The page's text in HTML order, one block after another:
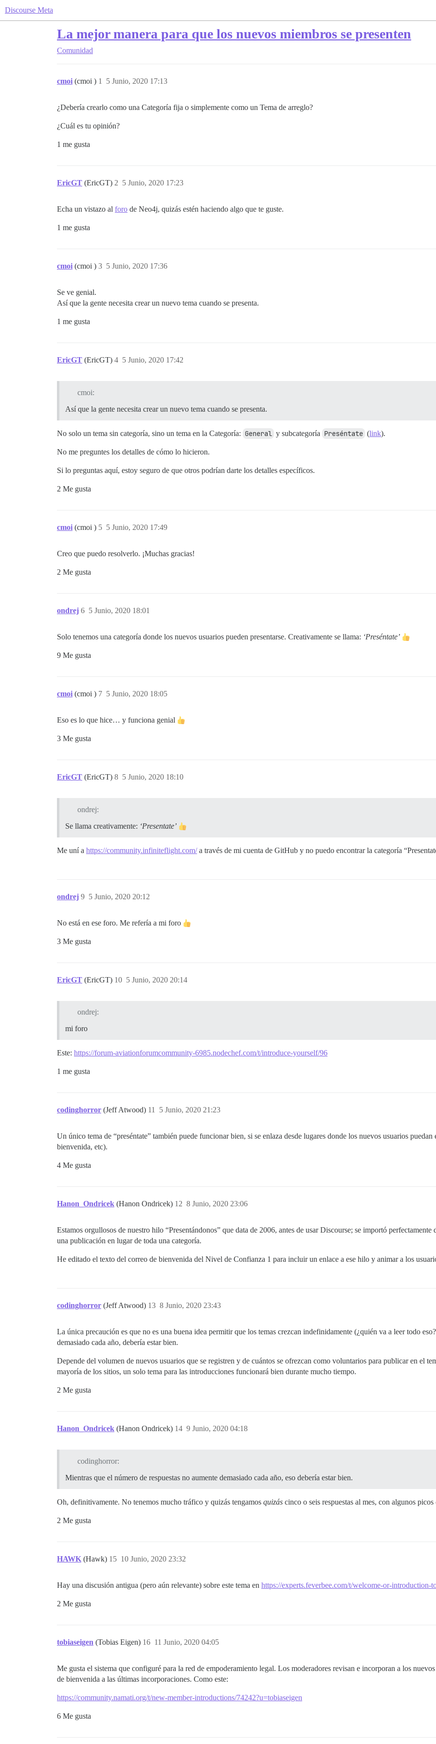
Discourse Meta
La mejor manera para que los nuevos miembros se presenten
Comunidad
cmoi (cmoi ) 5 Junio, 2020 17:13
1
¿Debería crearlo como una Categoría fija o simplemente como un Tema de arreglo?
¿Cuál es tu opinión?
1 me gusta
EricGT (EricGT) 5 Junio, 2020 17:23
2
Echa un vistazo al foro de Neo4j, quizás estén haciendo algo que te guste.
1 me gusta
cmoi (cmoi ) 5 Junio, 2020 17:36
3
Se ve genial.
Así que la gente necesita crear un nuevo tema cuando se presenta.
1 me gusta
EricGT (EricGT) 5 Junio, 2020 17:42
4
cmoi:
Así que la gente necesita crear un nuevo tema cuando se presenta.
No solo un tema sin categoría, sino un tema en la Categoría: General y subcategoría Preséntate (link).
No me preguntes los detalles de cómo lo hicieron.
Si lo preguntas aquí, estoy seguro de que otros podrían darte los detalles específicos.
2 Me gusta
cmoi (cmoi ) 5 Junio, 2020 17:49
5
Creo que puedo resolverlo. ¡Muchas gracias!
2 Me gusta
ondrej 5 Junio, 2020 18:01
6
Solo tenemos una categoría donde los nuevos usuarios pueden presentarse. Creativamente se llama: ‘Preséntate’
9 Me gusta
cmoi (cmoi ) 5 Junio, 2020 18:05
7
Eso es lo que hice… y funciona genial
3 Me gusta
EricGT (EricGT) 5 Junio, 2020 18:10
8
ondrej:
Se llama creativamente: ‘Presentate’
Me uní a https://community.infiniteflight.com/a través de mi cuenta de GitHub y no puedo encontrar la categoría
ondrej 5 Junio, 2020 20:12
9
No está en ese foro. Me refería a mi foro
3 Me gusta
EricGT (EricGT) 5 Junio, 2020 20:14
10
ondrej:
mi foro
Este: https://forum-aviationforumcommunity-6985.nodechef.com/t/introduce-yourself/96
1 me gusta
codinghorror (Jeff Atwood) 5 Junio, 2020 21:23
11
Un único tema de “preséntate” también puede funcionar bien, si se enlaza desde lugares donde los nuevos usuarios
bienvenida, etc).
4 Me gusta
Hanon_Ondricek (Hanon Ondricek) 8 Junio, 2020 23:06
12
Estamos orgullosos de nuestro hilo “Presentándonos” que data de 2006, antes de usar Discourse; se importó
una publicación en lugar de toda una categoría.
He editado el texto del correo de bienvenida del Nivel de Confianza 1 para incluir un enlace a ese hilo y animar a los
codinghorror (Jeff Atwood) 8 Junio, 2020 23:43
13
La única precaución es que no es una buena idea permitir que los temas crezcan indefinidamente (¿quién va a leer todo
demasiado cada año, debería estar bien.
Depende del volumen de nuevos usuarios que se registren y de cuántos se ofrezcan como voluntarios para publicar en el
mayoría de los sitios, un solo tema para las introducciones funcionará bien durante mucho tiempo.
2 Me gusta
Hanon_Ondricek (Hanon Ondricek) 9 Junio, 2020 04:18
14
codinghorror:
Mientras que el número de respuestas no aumente demasiado cada año, eso debería estar bien.
Oh, definitivamente. No tenemos mucho tráfico y quizás tengamos quizás cinco o seis respuestas al mes, con algunos
2 Me gusta
HAWK (Hawk) 10 Junio, 2020 23:32
15
Hay una discusión antigua (pero aún relevante) sobre este tema en https://experts.feverbee.com/t/welcome-or-introduction-
2 Me gusta
tobiaseigen (Tobias Eigen) 11 Junio, 2020 04:05
16
Me gusta el sistema que configuré para la red de empoderamiento legal. Los moderadores revisan e incorporan a los
de bienvenida a las últimas incorporaciones. Como este:
https://community.namati.org/t/new-member-introductions/74242?u=tobiaseigen
6 Me gusta